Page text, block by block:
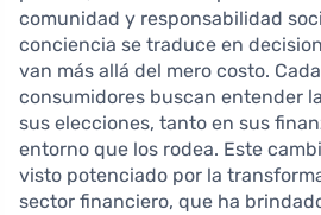
comunidad y responsabilidad
conciencia se traduce en
van más allá del mero costo.
consumidores buscan entender
sus elecciones, tanto en sus
entorno que los rodea. Este
visto potenciado por la
sector financiero, que ha